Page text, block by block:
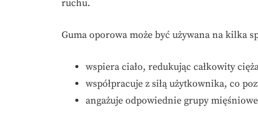
ruchu.
Guma oporowa może być używana na kilka
wspiera ciało, redukując całkowity
współpracuje z siłą użytkownika, co
angażuje odpowiednie grupy